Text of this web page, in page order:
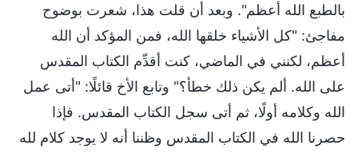
بالطبع الله أعظم". وبعد أن قلت هذا، شعرت بوضوح
مفاجئ: "كل الأشياء خلقها الله، فمن المؤكد أن الله
أعظم، لكنني في الماضي، كنت أقدِّم الكتاب المقدس
على الله. ألم يكن ذلك خطأ؟" وتابع الأخ قائلًا: "أتى عمل
الله وكلامه أولًا، ثم أتى سجل الكتاب المقدس. فإذا
حصرنا الله في الكتاب المقدس وظننا أنه لا يوجد كلام لله